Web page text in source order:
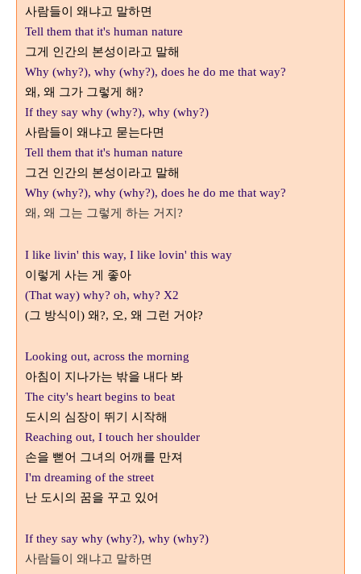
사람들이 왜냐고 말하면
Tell them that it's human nature
그게 인간의 본성이라고 말해
Why (why?), why (why?), does he do me that way?
왜, 왜 그가 그렇게 해?
If they say why (why?), why (why?)
사람들이 왜냐고 묻는다면
Tell them that it's human nature
그건 인간의 본성이라고 말해
Why (why?), why (why?), does he do me that way?
왜, 왜 그는 그렇게 하는 거지?
I like livin' this way, I like lovin' this way
이렇게 사는 게 좋아
(That way) why? oh, why? X2
(그 방식이) 왜?, 오, 왜 그런 거야?
Looking out, across the morning
아침이 지나가는 밖을 내다 봐
The city's heart begins to beat
도시의 심장이 뛰기 시작해
Reaching out, I touch her shoulder
손을 뻗어 그녀의 어깨를 만져
I'm dreaming of the street
난 도시의 꿈을 꾸고 있어
If they say why (why?), why (why?)
사람들이 왜냐고 말하면